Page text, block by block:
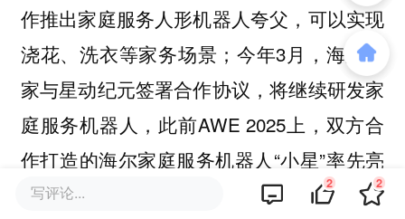
作推出家庭服务人形机器人夸父，可以实现
浇花、洗衣等家务场景；今年3月，海尔智
家与星动纪元签署合作协议，将继续研发家
庭服务机器人，此前AWE 2025上，双方合
作打造的海尔家庭服务机器人“小星”率先亮
相。
写评论... 2 2